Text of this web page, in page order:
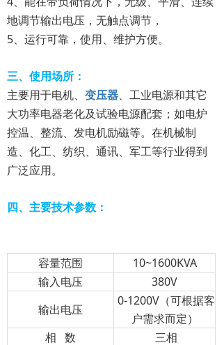
地调节输出电压，无触点调节，
5、运行可靠，使用、维护方便。
三、使用场所：
主要用于电机、 变压器、工业电源和其它
大功率电器老化及试验电源配套；如电炉
控温、整流、发电机励磁等。在机械制
造、化工、纺织、通讯、军工等行业得到
广泛应用。
四、主要技术参数：
容量范围
10~1600KVA
输入电压
380V
输出电压
0-1200V（可根据客
户需求而定）
相 数
三相